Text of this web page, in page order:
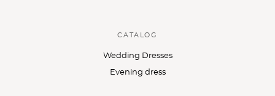
CATALOG
Wedding Dresses
Evening dress